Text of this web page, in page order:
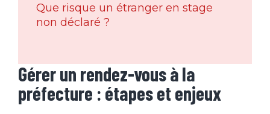
Que risque un étranger en stage
non déclaré ?
Gérer un rendez-vous à la
préfecture : étapes et enjeux